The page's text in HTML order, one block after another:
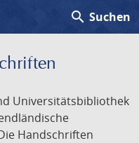
search Suchen
Universitätsbibliothek
Handschriften